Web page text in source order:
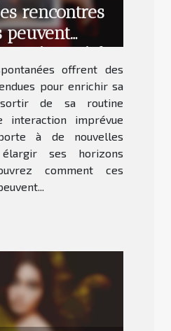
rencontres
peuvent
vie sociale
offrent des
pour enrichir sa
de sa routine
interaction imprévue
à de nouvelles
ses horizons
comment ces